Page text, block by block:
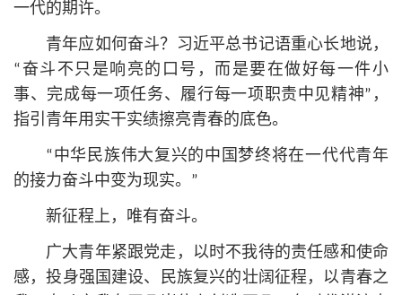
一代的期许。
青年应如何奋斗？习近平总书记语重心长地说，
“奋斗不只是响亮的口号，而是要在做好每一件小
事、完成每一项任务、履行每一项职责中见精神”，
指引青年用实干实绩擦亮青春的底色。
“中华民族伟大复兴的中国梦终将在一代代青年
的接力奋斗中变为现实。”
新征程上，唯有奋斗。
广大青年紧跟党走，以时不我待的责任感和使命
感，投身强国建设、民族复兴的壮阔征程，以青春之